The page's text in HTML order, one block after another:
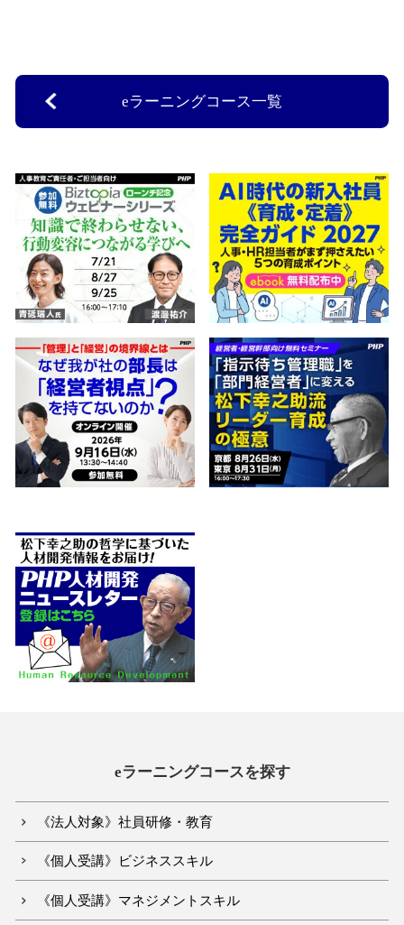
eラーニングコース一覧
eラーニングコースを探す
《法人対象》社員研修・教育
《個人受講》ビジネススキル
《個人受講》マネジメントスキル